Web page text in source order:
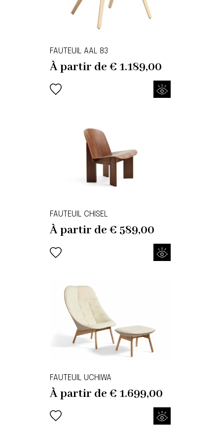
FAUTEUIL AAL 83
À partir de€ 1.189,00
FAUTEUIL CHISEL
À partir de€ 589,00
FAUTEUIL UCHIWA
À partir de€ 1.699,00